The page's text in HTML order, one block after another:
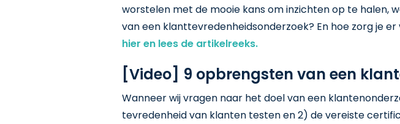
worstelen met de mooie kans om inzichten op te halen,
van een klanttevredenheidsonderzoek? En hoe zorg je
hier en lees de artikelreeks.
[Video] 9 opbrengsten van een
Wanneer wij vragen naar het doel van een
tevredenheid van klanten testen en 2) de vereiste